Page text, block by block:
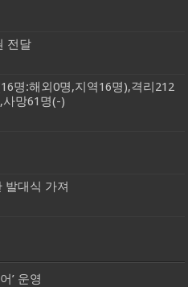
전달
명:해외0명,지역16명),격리212
망61명(-)
발대식 가져
’ 운영